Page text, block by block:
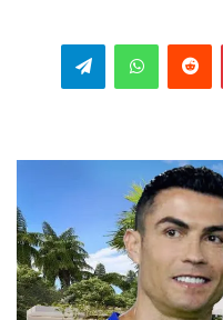
بينتيريست واتسابتيلقرام